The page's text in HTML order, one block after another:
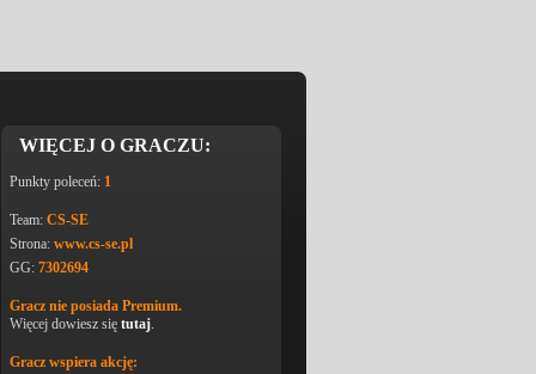
WIĘCEJ O GRACZU:
Punkty poleceń: 1
Team: CS-SE
Strona: www.cs-se.pl
GG: 7302694
Gracz nie posiada Premium.
Więcej dowiesz się tutaj.
Gracz wspiera akcję: